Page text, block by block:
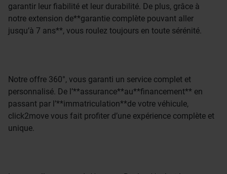
garantir leur fiabilité et leur durabilité. De plus, grâce à
notre extension de**garantie complète pouvant aller
jusqu’à 7 ans**, vous roulez toujours en toute sérénité.
Notre offre 360°, vous garanti un service complet et
personnalisé. De l’**assurance**au**financement** en
passant par l’**immatriculation**de votre véhicule,
click2move vous fait profiter d’une expérience complète et
unique.